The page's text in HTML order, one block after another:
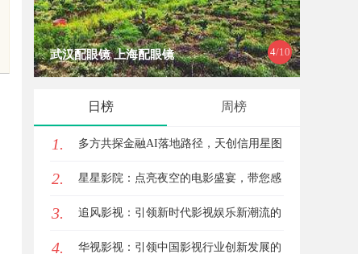
4/10
武汉配眼镜 上海配眼镜
日榜 周榜
1. 多方共探金融AI落地路径，天创信用星图
AI助力产业金融智能升级
2. 星星影院：点亮夜空的电影盛宴，带您感
受不一样的观影体验
3. 追风影视：引领新时代影视娱乐新潮流的
创新平台
4. 华视影视：引领中国影视行业创新发展的